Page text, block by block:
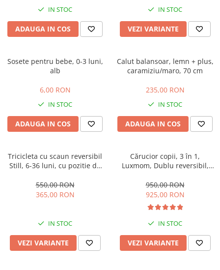
IN STOC
ADAUGA IN COS
IN STOC
VEZI VARIANTE
Sosete pentru bebe, 0-3 luni,
alb
6,00 RON
IN STOC
ADAUGA IN COS
Calut balansoar, lemn + plus,
caramiziu/maro, 70 cm
235,00 RON
IN STOC
ADAUGA IN COS
Tricicleta cu scaun reversibil
Still, 6-36 luni, cu pozitie de
muzica, Jazz
550,00 RON
365,00 RON
IN STOC
VEZI VARIANTE
Cărucior copii, 3 în 1,
Luxmom, Dublu reversibil,
Manusi de iarna, Roti
antieroziune off-road, Husa
de ploaie si insecte
950,00 RON
925,00 RON
IN STOC
VEZI VARIANTE